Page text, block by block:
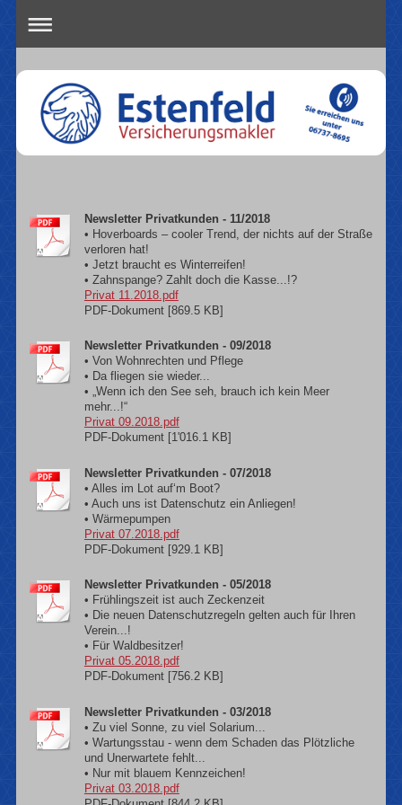
Newsletter Privatkunden - 11/2018
• Hoverboards – cooler Trend, der nichts auf der Straße
verloren hat!
• Jetzt braucht es Winterreifen!
• Zahnspange? Zahlt doch die Kasse...!?
Privat 11.2018.pdf
PDF-Dokument [869.5 KB]
Newsletter Privatkunden - 09/2018
• Von Wohnrechten und Pflege
• Da fliegen sie wieder...
• „Wenn ich den See seh, brauch ich kein Meer
mehr...!“
Privat 09.2018.pdf
PDF-Dokument [1'016.1 KB]
Newsletter Privatkunden - 07/2018
• Alles im Lot auf‘m Boot?
• Auch uns ist Datenschutz ein Anliegen!
• Wärmepumpen
Privat 07.2018.pdf
PDF-Dokument [929.1 KB]
Newsletter Privatkunden - 05/2018
• Frühlingszeit ist auch Zeckenzeit
• Die neuen Datenschutzregeln gelten auch für Ihren
Verein...!
• Für Waldbesitzer!
Privat 05.2018.pdf
PDF-Dokument [756.2 KB]
Newsletter Privatkunden - 03/2018
• Zu viel Sonne, zu viel Solarium...
• Wartungsstau - wenn dem Schaden das Plötzliche
und Unerwartete fehlt...
• Nur mit blauem Kennzeichen!
Privat 03.2018.pdf